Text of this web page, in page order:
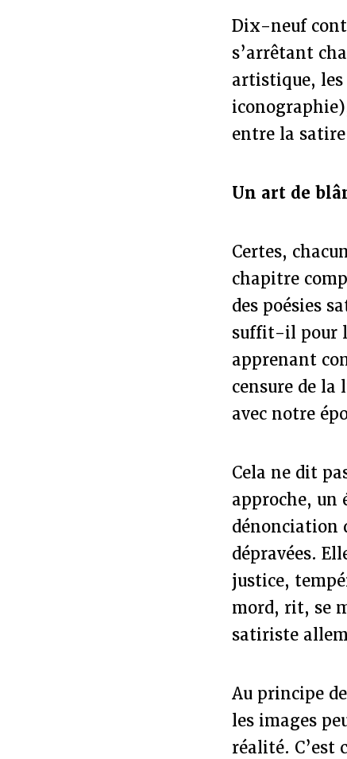
Dix-neuf
s’arrêtant
artistique, les
entre la
Un art de
Certes,
chapitre
des poésies
suffit-il pour
apprenant
censure de la
avec notre
Cela ne dit
approche, un
dénonciation
dépravées.
justice,
mord, rit, se
satiriste
Au principe
les images
réalité. C’est